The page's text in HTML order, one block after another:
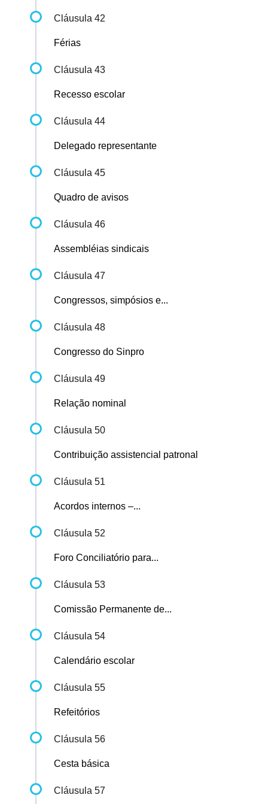
Cláusula 42
Férias
Cláusula 43
Recesso escolar
Cláusula 44
Delegado representante
Cláusula 45
Quadro de avisos
Cláusula 46
Assembléias sindicais
Cláusula 47
Congressos, simpósios e...
Cláusula 48
Congresso do Sinpro
Cláusula 49
Relação nominal
Cláusula 50
Contribuição assistencial patronal
Cláusula 51
Acordos internos –...
Cláusula 52
Foro Conciliatório para...
Cláusula 53
Comissão Permanente de...
Cláusula 54
Calendário escolar
Cláusula 55
Refeitórios
Cláusula 56
Cesta básica
Cláusula 57